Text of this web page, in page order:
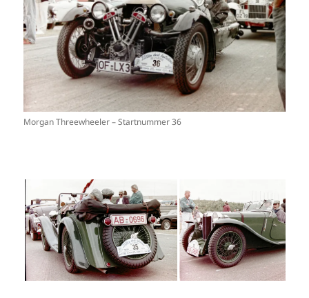
Morgan Threewheeler – Startnummer 36